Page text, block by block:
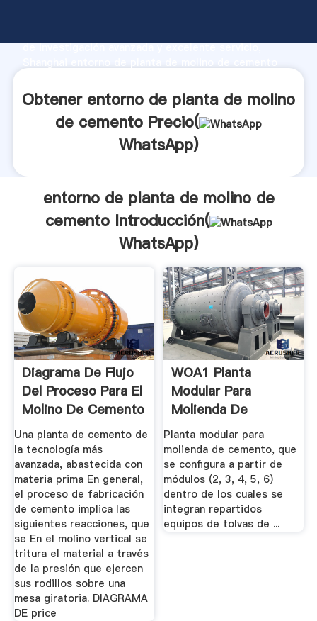
de investigación avanzada y excelente servicio,
clientes.
Obtener entorno de planta de molino
de cemento Precio(
WhatsApp)
entorno de planta de molino de
cemento Introducción(
WhatsApp)
Diagrama De Flujo
Del Proceso Para El
Molino De Cemento
En ...
Una planta de cemento de
la tecnología más
avanzada, abastecida con
materia prima En general,
el proceso de fabricación
de cemento implica las
siguientes reacciones, que
se En el molino vertical se
tritura el material a través
de la presión que ejercen
sus rodillos sobre una
mesa giratoria. DIAGRAMA
DE price
WOA1 Planta
Modular Para
Molienda De
Cemento ...
Planta modular para
molienda de cemento, que
se configura a partir de
módulos (2, 3, 4, 5, 6)
dentro de los cuales se
integran repartidos
equipos de tolvas de ...